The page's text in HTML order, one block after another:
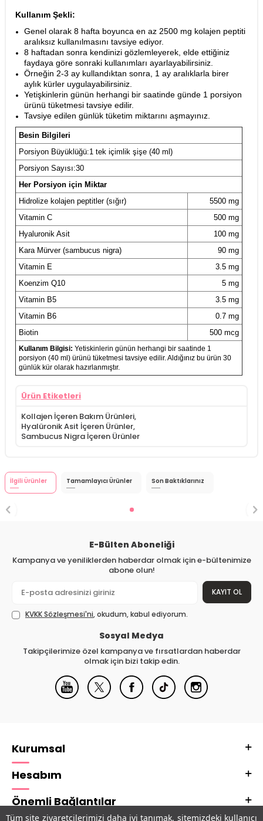
Tüm site ziyaretçilerimizi daha iyi tanımak, sitemizdeki kullanıcı
Kullanım Şekli:
Genel olarak 8 hafta boyunca en az 2500 mg kolajen peptiti
aralıksız kullanılmasını tavsiye ediyor.
8 haftadan sonra kendinizi gözlemleyerek, elde ettiğiniz
faydaya göre sonraki kullanımları ayarlayabilirsiniz.
Örneğin 2-3 ay kullandıktan sonra, 1 ay aralıklarla birer
aylık kürler uygulayabilirsiniz.
Yetişkinlerin günün herhangi bir saatinde günde 1 porsiyon
ürünü tüketmesi tavsiye edilir. ​
​Tavsiye edilen günlük tüketim miktarını aşmayınız.
Besin Bilgileri
Porsiyon Büyüklüğü:1 tek içimlik şişe (40 ml)
Porsiyon Sayısı:30
Her Porsiyon için Miktar
Hidrolize kolajen peptitler (sığır)
5500 mg
Vitamin C
500 mg
Hyaluronik Asit
100 mg
Kara Mürver (sambucus nigra)
90 mg
Vitamin E
3.5 mg
Koenzim Q10
5 mg
Vitamin B5
3.5 mg
Vitamin B6
0.7 mg
Biotin
500 mcg
Kullanım Bilgisi: Yetiskinlerin günün herhangi bir saatinde 1
porsiyon (40 ml) ürünü tüketmesi tavsiye edilir. Aldığınız bu ürün 30
günlük kür olarak hazırlanmıştır.
Ürün Etiketleri
Kollajen İçeren Bakım Ürünleri,
Hyalüronik Asit İçeren Ürünler,
Sambucus Nigra İçeren Ürünler
İlgili Ürünler Tamamlayıcı Ürünler Son Baktıklarınız
E-Bülten Aboneliği
Kampanya ve yeniliklerden haberdar olmak için e-bültenimize
abone olun!
KAYIT OL
KVKK Sözleşmesi'ni, okudum, kabul ediyorum.
Sosyal Medya
Takipçilerimize özel kampanya ve fırsatlardan haberdar
olmak için bizi takip edin.
Kurumsal
Hesabım
Önemli Bağlantılar